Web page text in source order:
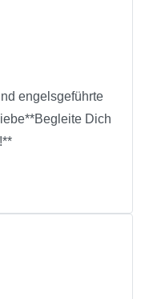
engelsgeführte
Dich